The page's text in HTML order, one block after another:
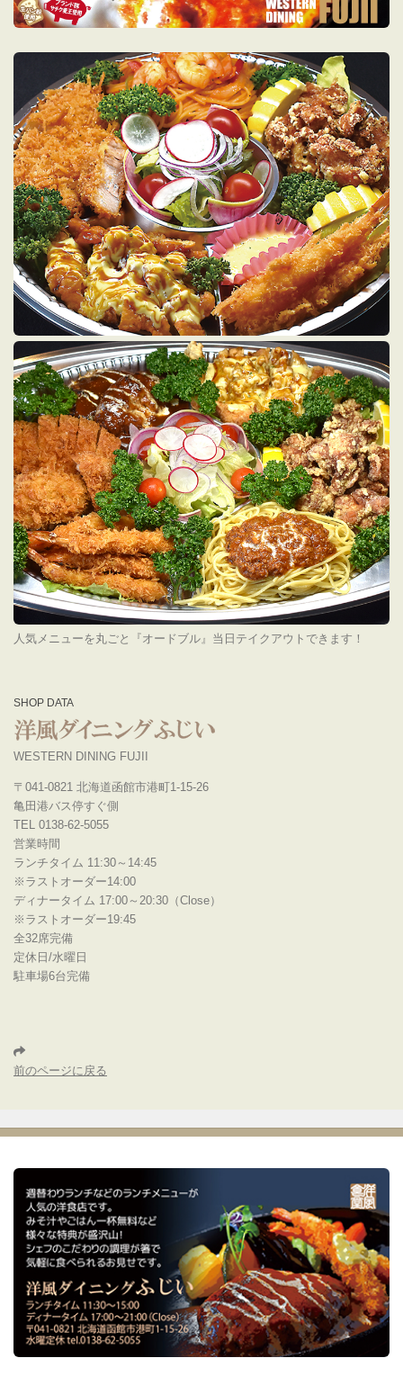
人気メニューを丸ごと『オードブル』当日テイクアウトできます！
SHOP DATA
WESTERN DINING FUJII
〒041-0821 北海道函館市港町1-15-26
亀田港バス停すぐ側
TEL 0138-62-5055
営業時間
ランチタイム 11:30～14:45
※ラストオーダー14:00
ディナータイム 17:00～20:30（Close）
※ラストオーダー19:45
全32席完備
定休日/水曜日
駐車場6台完備
前のページに戻る